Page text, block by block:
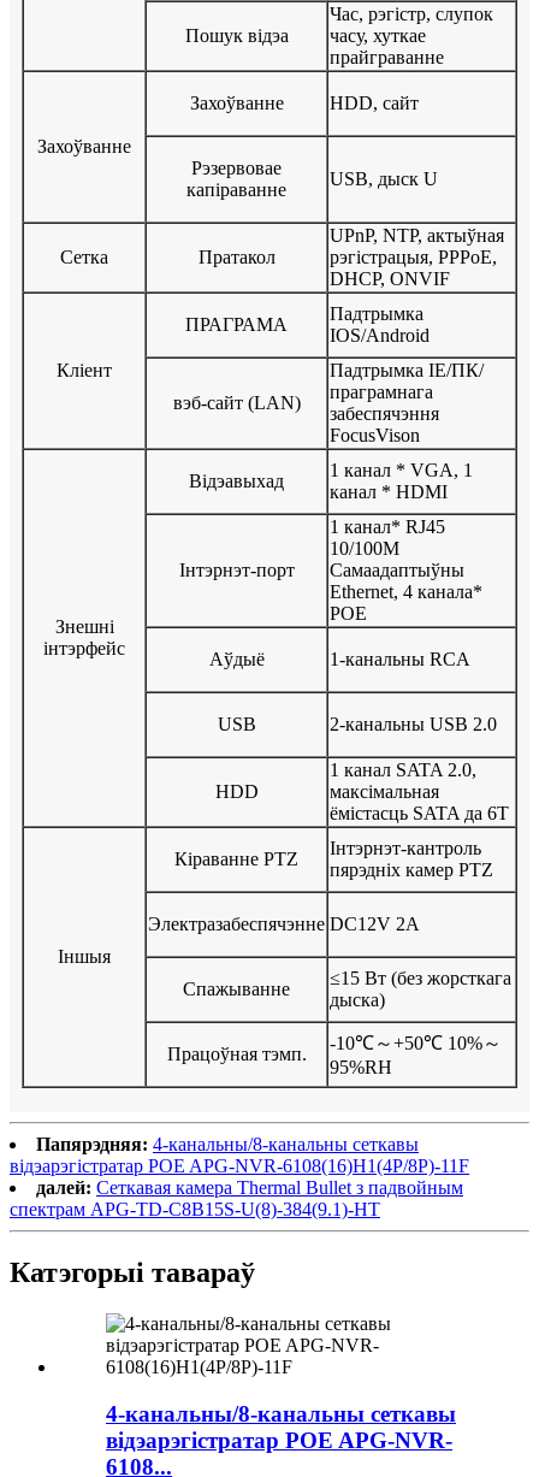
Пошук відэа
Час, рэгістр, слупок
часу, хуткае
прайграванне
Захоўванне
Захоўванне HDD, сайт
Рэзервовае
капіраванне
USB, дыск U
Сетка Пратакол
UPnP, NTP, актыўная
рэгістрацыя, PPPoE,
DHCP, ONVIF
Кліент
ПРАГРАМА
Падтрымка
IOS/Android
вэб-сайт (LAN)
Падтрымка IE/ПК/
праграмнага
забеспячэння
FocusVison
Знешні
інтэрфейс
Відэавыхад
1 канал * VGA, 1
канал * HDMI
Інтэрнэт-порт
1 канал* RJ45
10/100M
Самаадаптыўны
Ethernet, 4 канала*
POE
Аўдыё 1-канальны RCA
USB 2-канальны USB 2.0
HDD
1 канал SATA 2.0,
максімальная
ёмістасць SATA да 6T
Іншыя
Кіраванне PTZ
Інтэрнэт-кантроль
пярэдніх камер PTZ
Электразабеспячэнне DC12V 2A
Спажыванне
≤15 Вт (без жорсткага
дыска)
Працоўная тэмп.
-10℃～+50℃ 10%～
95%RH
Папярэдняя: 4-канальны/8-канальны сеткавы
відэарэгістратар POE APG-NVR-6108(16)H1(4P/8P)-11F
далей: Сеткавая камера Thermal Bullet з падвойным
спектрам APG-TD-C8B15S-U(8)-384(9.1)-HT
Катэгорыі тавараў
4-канальны/8-канальны сеткавы
відэарэгістратар POE APG-NVR-
6108...